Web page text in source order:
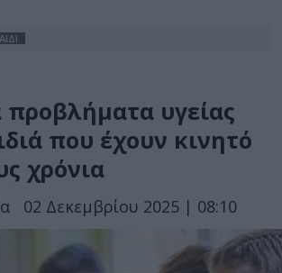
υγείας
που έχουν κινητό
χρόνια
02 Δεκεμβρίου 2025 | 08:10